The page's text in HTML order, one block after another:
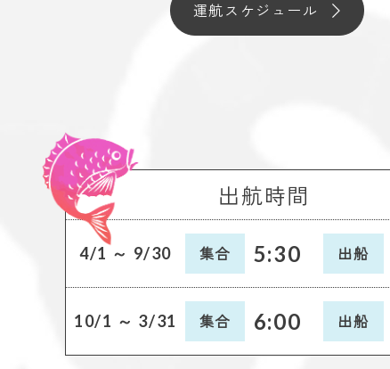
運航スケジュール
出航時間
4/1 ～ 9/30 集合 5:30 出船
10/1 ～ 3/31 集合 6:00 出船